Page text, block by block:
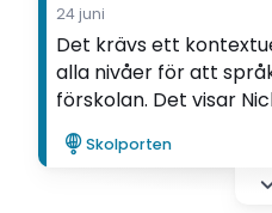
24 juni
Det krävs ett
alla nivåer för att
förskolan. Det visar
Ingela Hultin Sabel i
Skolporten